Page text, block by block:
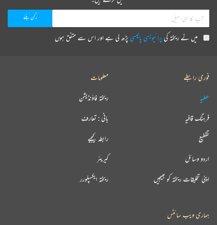
میں نے ریختہ کیپرائیویسی پالیسیپڑھ لی ہے اور اس سے متفق ہوں
فوری رابطے
عطیہ
فرہنگ قافیہ
تقطیع
اردو وسائل
اپنی تخلیقات ریختہ کو بھیجیں
معلومات
ریختہ فاؤنڈیشن
بانی : تعارف
رابطہ کیجیے
کیریئر
ریختہ ایکسپلورر
ہماری ویب سائٹس